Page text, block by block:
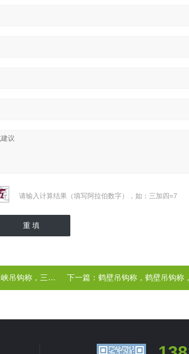
请输入计算结果（填写阿拉伯数字），如：三加四=7
吊钩称（、厂家） 下一篇： 鹤壁吊钩称，鹤壁吊钩称，鹤壁